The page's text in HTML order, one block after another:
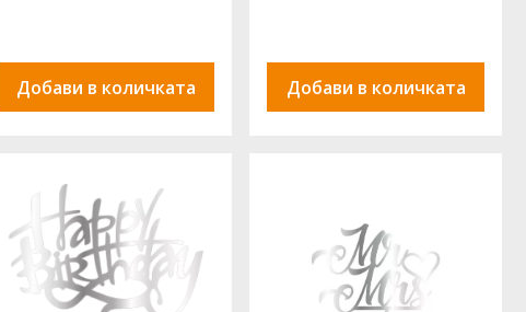
Добави в количката Добави в количката